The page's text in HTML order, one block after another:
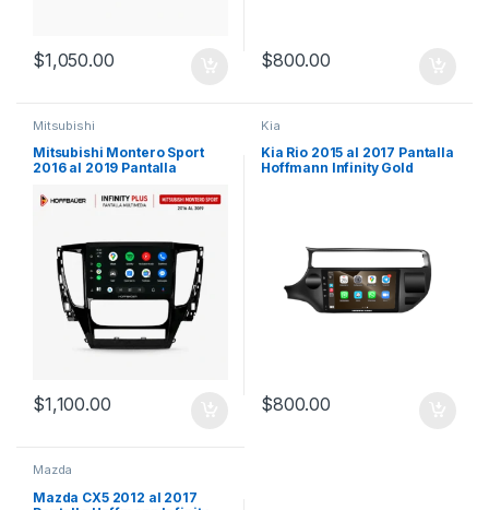
$1,050.00 $800.00
Mitsubishi
Mitsubishi Montero Sport
2016 al 2019 Pantalla
CarPlay & Android Auto
$1,100.00
Kia
Kia Rio 2015 al 2017 Pantalla
Hoffmann Infinity Gold
$800.00
Mazda
Mazda CX5 2012 al 2017